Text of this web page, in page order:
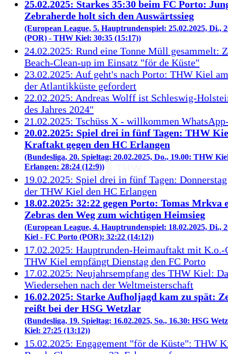
25.02.2025: Starkes 35:30 beim FC Porto:
Zebraherde holt sich den Auswärtssieg
(European League, 5. Hauptrundenspiel: 25.02.2025, Di.,
(POR) - THW Kiel: 30:35 (15:17))
24.02.2025: Rund eine Tonne Müll gesammelt:
Beach-Clean-up im Einsatz "för de Küste"
23.02.2025: Auf geht's nach Porto: THW Kiel
der Atlantikküste gefordert
22.02.2025: Andreas Wolff ist Schleswig-
des Jahres 2024"
21.02.2025: Tschüss X - willkommen
20.02.2025: Spiel drei in fünf Tagen: THW
Kraftakt gegen den HC Erlangen
(Bundesliga, 20. Spieltag: 20.02.2025, Do., 19.00: THW
Erlangen: 28:24 (12:9))
19.02.2025: Spiel drei in fünf Tagen:
der THW Kiel den HC Erlangen
18.02.2025: 32:22 gegen Porto: Tomas Mrkva
Zebras den Weg zum wichtigen Heimsieg
(European League, 4. Hauptrundenspiel: 18.02.2025, Di.,
Kiel - FC Porto (POR): 32:22 (14:12))
17.02.2025: Hauptrunden-Heimauftakt mit K.o.-
THW Kiel empfängt Dienstag den FC Porto
17.02.2025: Neujahrsempfang des THW Kiel:
Wiedersehen nach der Weltmeisterschaft
16.02.2025: Starke Aufholjagd kam zu spät:
reißt bei der HSG Wetzlar
(Bundesliga, 19. Spieltag: 16.02.2025, So., 16.30: HSG
Kiel: 27:25 (13:12))
15.02.2025: Engagement "för de Küste": THW